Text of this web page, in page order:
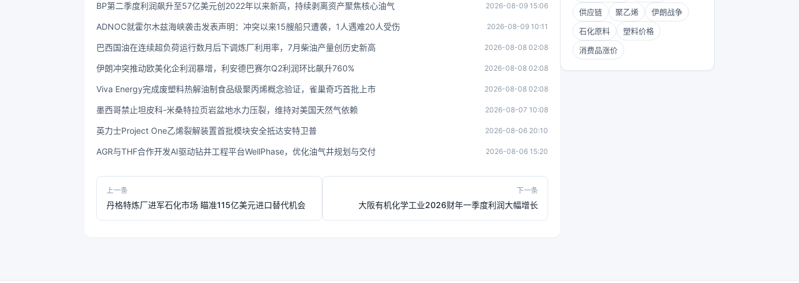
BP第二季度利润飙升至57亿美元创2022年以来新高，持续剥离资产聚焦核心油气 2026-08-09 15:06
ADNOC就霍尔木兹海峡袭击发表声明：冲突以来15艘船只遭袭，1人遇难20人受伤 2026-08-09 10:11
巴西国油在连续超负荷运行数月后下调炼厂利用率，7月柴油产量创历史新高 2026-08-08 02:08
伊朗冲突推动欧美化企利润暴增，利安德巴赛尔Q2利润环比飙升760% 2026-08-08 02:08
Viva Energy完成废塑料热解油制食品级聚丙烯概念验证，雀巢奇巧首批上市 2026-08-08 02:08
墨西哥禁止坦皮科-米桑特拉页岩盆地水力压裂，维持对美国天然气依赖 2026-08-07 10:08
英力士Project One乙烯裂解装置首批模块安全抵达安特卫普 2026-08-06 20:10
AGR与THF合作开发AI驱动钻井工程平台WellPhase，优化油气井规划与交付 2026-08-06 15:20
上一条
丹格特炼厂进军石化市场 瞄准115亿美元进口替代机会
下一条
大阪有机化学工业2026财年一季度利润大幅增长
供应链
聚乙烯
伊朗战争
石化原料
塑料价格
消费品涨价